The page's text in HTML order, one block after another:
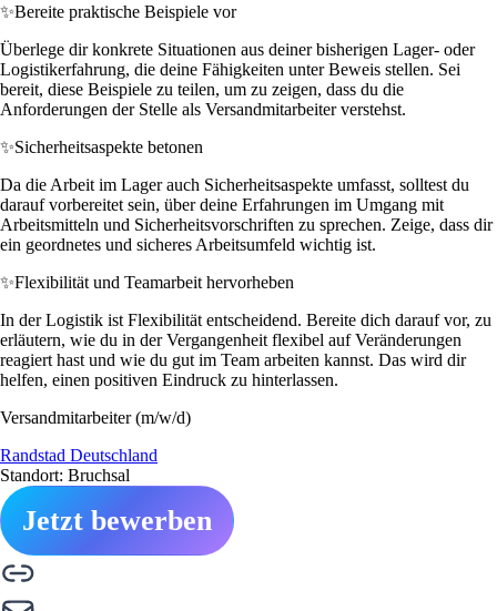
✨Bereite praktische Beispiele vor
Überlege dir konkrete Situationen aus deiner bisherigen Lager- oder
Logistikerfahrung, die deine Fähigkeiten unter Beweis stellen. Sei
bereit, diese Beispiele zu teilen, um zu zeigen, dass du die
Anforderungen der Stelle als Versandmitarbeiter verstehst.
✨Sicherheitsaspekte betonen
Da die Arbeit im Lager auch Sicherheitsaspekte umfasst, solltest du
darauf vorbereitet sein, über deine Erfahrungen im Umgang mit
Arbeitsmitteln und Sicherheitsvorschriften zu sprechen. Zeige, dass dir
ein geordnetes und sicheres Arbeitsumfeld wichtig ist.
✨Flexibilität und Teamarbeit hervorheben
In der Logistik ist Flexibilität entscheidend. Bereite dich darauf vor, zu
erläutern, wie du in der Vergangenheit flexibel auf Veränderungen
reagiert hast und wie du gut im Team arbeiten kannst. Das wird dir
helfen, einen positiven Eindruck zu hinterlassen.
Versandmitarbeiter (m/w/d)
Randstad Deutschland
Standort: Bruchsal
Jetzt bewerben